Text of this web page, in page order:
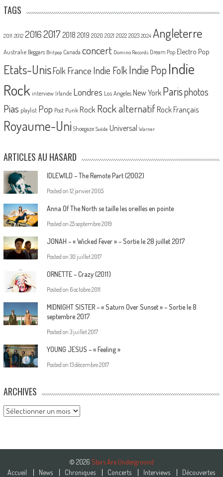
TAGS
2011 2012 20162017 2018 2019 2020 2021 2022 2023 2024 Angleterre
Australie Beggars Britpop Canada concert Domino Records Dream Pop Electro Pop
Etats-UnisFolk France Indie Folk Indie PopIndie
Rock interview Irlande Londres Los Angeles New York Parisphotos
Pias playlist Pop Post Punk Rock Rock alternatif Rock Français
Royaume-Uni Shoegaze Suède Universal Warner
ARTICLES AU HASARD
IDLEWILD – The Remote Part (2002)
Posted on 12 janvier 2005
Anna Of The North se taille les oreilles en pointe
Posted on 25 septembre 2019
JONAH – « Wicked Fever » – Sortie le 28 juillet 2017
Posted on 30 juillet 2017
ORNETTE – Crazy (2011)
Posted on 6 octobre 2011
MIDNIGHT SISTER – « Saturn Over Sunset » – Sortie le 8
septembre 2017
Posted on 3 juillet 2017
YOUNG JESUS – « Feeling »
Posted on 13 décembre 2017
ARCHIVES
Archives
© 2026 Stars Are Underground
Accueil
News Chroniques Concerts Interviews Découvertes